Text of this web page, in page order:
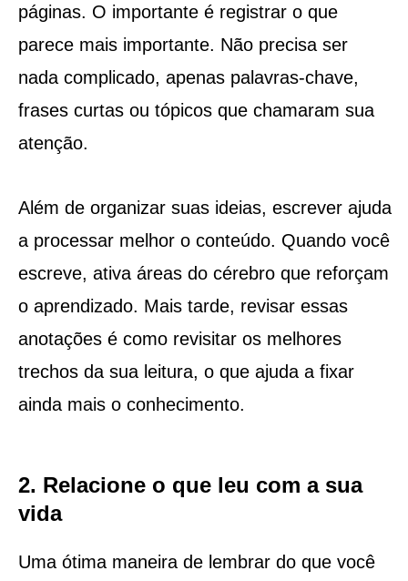
páginas. O importante é registrar o que
parece mais importante. Não precisa ser
nada complicado, apenas palavras-chave,
frases curtas ou tópicos que chamaram sua
atenção.
Além de organizar suas ideias, escrever ajuda
a processar melhor o conteúdo. Quando você
escreve, ativa áreas do cérebro que reforçam
o aprendizado. Mais tarde, revisar essas
anotações é como revisitar os melhores
trechos da sua leitura, o que ajuda a fixar
ainda mais o conhecimento.
2. Relacione o que leu com a sua
vida
Uma ótima maneira de lembrar do que você